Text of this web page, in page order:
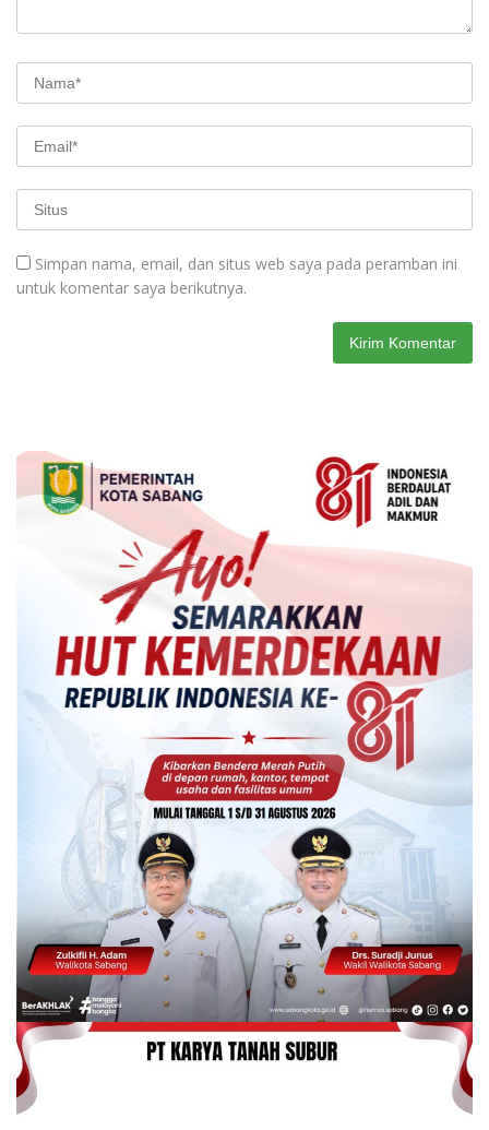
Simpan nama, email, dan situs web saya pada peramban ini
untuk komentar saya berikutnya.